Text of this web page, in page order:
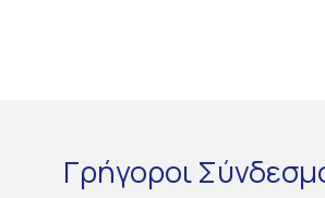
Γρήγοροι